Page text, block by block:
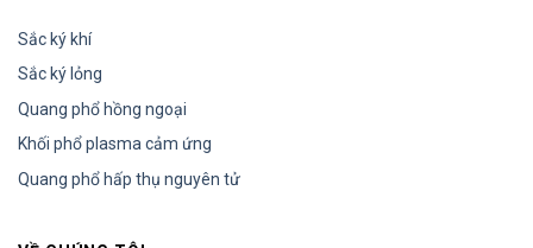
Sắc ký khí
Sắc ký lỏng
Quang phổ hồng ngoại
Khối phổ plasma cảm ứng
Quang phổ hấp thụ nguyên tử